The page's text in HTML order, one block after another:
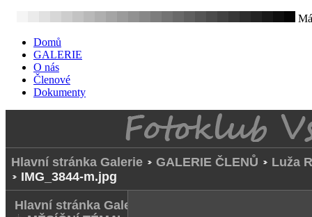
Domů
GALERIE
O nás
Členové
Dokumenty
Hlavní stránka Galerie GALERIE ČLENŮ
Luža
IMG_3844-m.jpg
Hlavní stránka Galerie